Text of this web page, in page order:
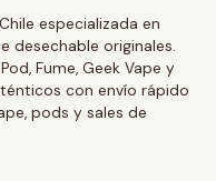
especializada en
desechable originales.
Fume, Geek Vape y
con envío rápido
pods y sales de